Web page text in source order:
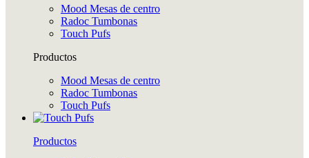
Mood Mesas de centro
Radoc Tumbonas
Touch Pufs
Productos
Mood Mesas de centro
Radoc Tumbonas
Touch Pufs
Productos